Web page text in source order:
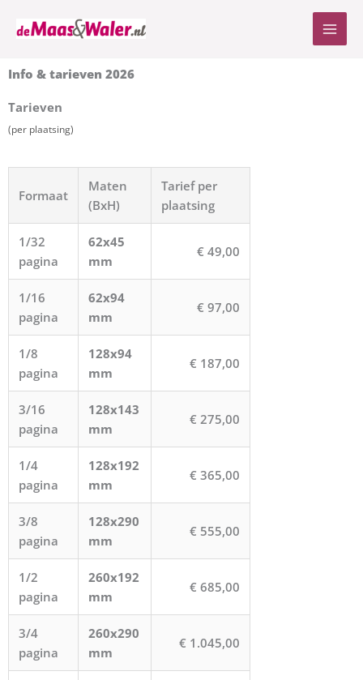
naar
inhoud
Info & tarieven 2026
Tarieven
(per plaatsing)
Formaat
Maten
(BxH)
Tarief per
plaatsing
1/32
pagina
62x45
mm
€ 49,00
1/16
pagina
62x94
mm
€ 97,00
1/8
pagina
128x94
mm
€ 187,00
3/16
pagina
128x143
mm
€ 275,00
1/4
pagina
128x192
mm
€ 365,00
3/8
pagina
128x290
mm
€ 555,00
1/2
pagina
260x192
mm
€ 685,00
3/4
pagina
260x290
mm
€ 1.045,00